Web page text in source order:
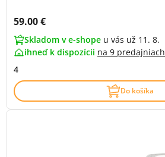
Cena s DPH:
59.00 €
Skladom v e-shope u vás už 11. 8.
ihneď k dispozícii na 9 predajniach
4
Do košíka